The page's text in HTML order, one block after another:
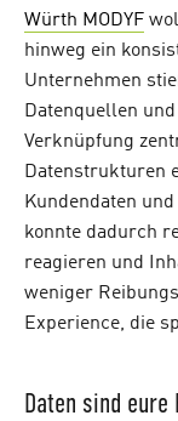
Würth MODYF
hinweg ein
Unternehmen
Datenquellen
Verknüpfung
Datenstrukturen
Kundendaten
konnte dadurch
reagieren und
weniger
Experience, die
Daten sind